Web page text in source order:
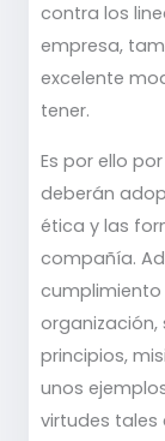
contra los
empresa,
excelente
tener.
Es por ello
deberán
ética y las
compañía.
organización,
principios,
unos
virtudes tales